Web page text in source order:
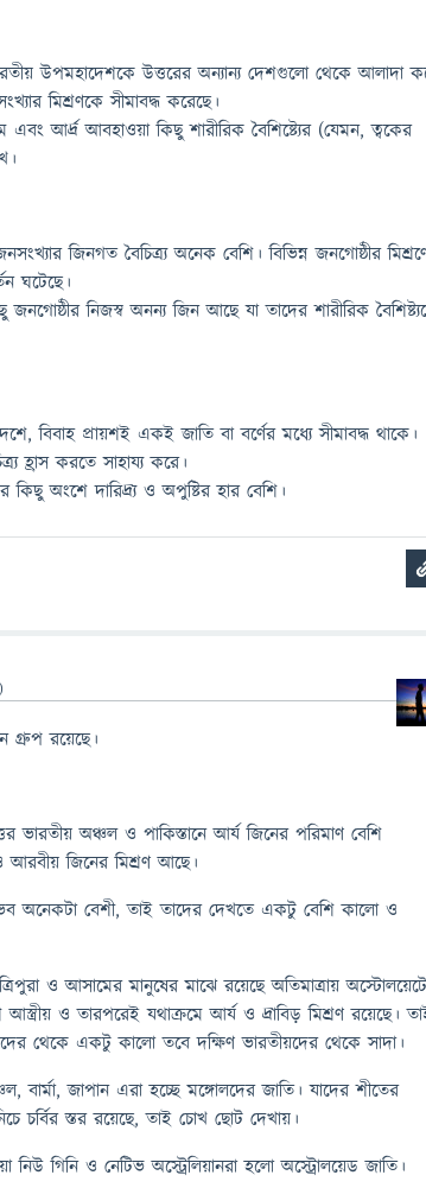
উপমহাদেশকে উত্তরের অন্যান্য দেশগুলো থেকে আলাদা
মিশ্রণকে সীমাবদ্ধ করেছে।
আর্দ্র আবহাওয়া কিছু শারীরিক বৈশিষ্ট্যের (যেমন, ত্বকের
জিনগত বৈচিত্র্য অনেক বেশি। বিভিন্ন জনগোষ্ঠীর
ঘটেছে।
নিজস্ব অনন্য জিন আছে যা তাদের শারীরিক
বিবাহ প্রায়শই একই জাতি বা বর্ণের মধ্যে সীমাবদ্ধ থাকে।
হ্রাস করতে সাহায্য করে।
অংশে দারিদ্র্য ও অপুষ্টির হার বেশি।
গ্রুপ রয়েছে।
ভারতীয় অঞ্চল ও পাকিস্তানে আর্য জিনের পরিমাণ বেশি
আরবীয় জিনের মিশ্রণ আছে।
অনেকটা বেশী, তাই তাদের দেখতে একটু বেশি কালো ও
ও আসামের মানুষের মাঝে রয়েছে অতিমাত্রায়
ও তারপরেই যথাক্রমে আর্য ও দ্রাবিড় মিশ্রণ রয়েছে।
থেকে একটু কালো তবে দক্ষিণ ভারতীয়দের থেকে সাদা।
বার্মা, জাপান এরা হচ্ছে মঙ্গোলদের জাতি। যাদের শীতের
চর্বির স্তর রয়েছে, তাই চোখ ছোট দেখায়।
নিউ গিনি ও নেটিভ অস্ট্রেলিয়ানরা হলো অস্ট্রোলয়েড জাতি।